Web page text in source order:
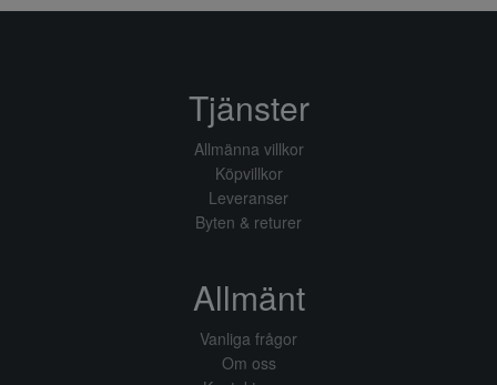
Tjänster
Allmänna villkor
Köpvillkor
Leveranser
Byten & returer
Allmänt
Vanliga frågor
Om oss